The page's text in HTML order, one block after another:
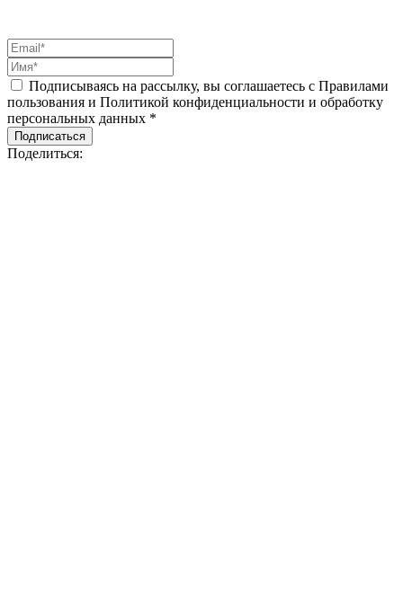
Подписываясь на рассылку, вы соглашаетесь с Правилами
пользования и Политикой конфиденциальности и обработку
персональных данных *
Подписаться
Поделиться: